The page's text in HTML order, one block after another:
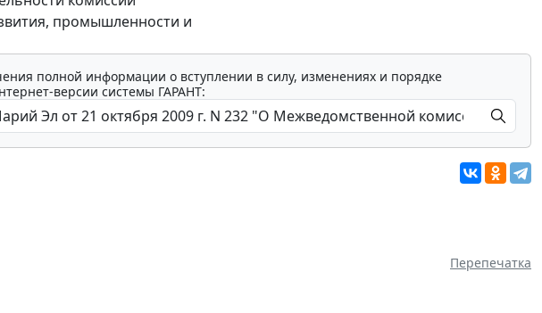
промышленности и
полной информации о вступлении в силу, изменениях и порядке
версии системы ГАРАНТ:
Перепечатка